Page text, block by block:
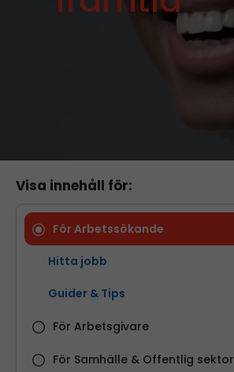
Visa innehåll för:
För Arbetssökande
Hitta jobb
Guider & Tips
För Arbetsgivare
För Samhälle & Offentlig sektor